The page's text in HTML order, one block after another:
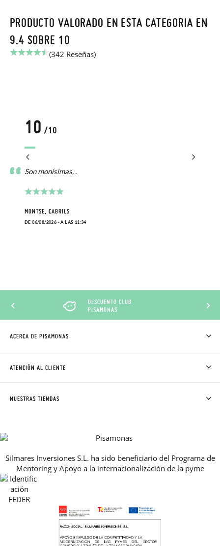
PRODUCTO VALORADO EN ESTA CATEGORIA EN
9.4 SOBRE 10
(342 Reseñas)
10 /10
Son monísimas, .
MONTSE, CABRILS
DE 06/08/2026 - A LAS 11:34
DESCUENTO CLUB
PISAMONAS
ACERCA DE PISAMONAS
CÓMO COMPRAR
AVISO LEGAL, PRIVACIDAD Y COOKIES
GUIA DE TALLAS
REBAJAS
ATENCIÓN AL CLIENTE
NUESTRAS TIENDAS
Silmares Inversiones S.L. ha sido beneficiario del Programa de
Mentoring y Apoyo a la internacionalización de la pyme